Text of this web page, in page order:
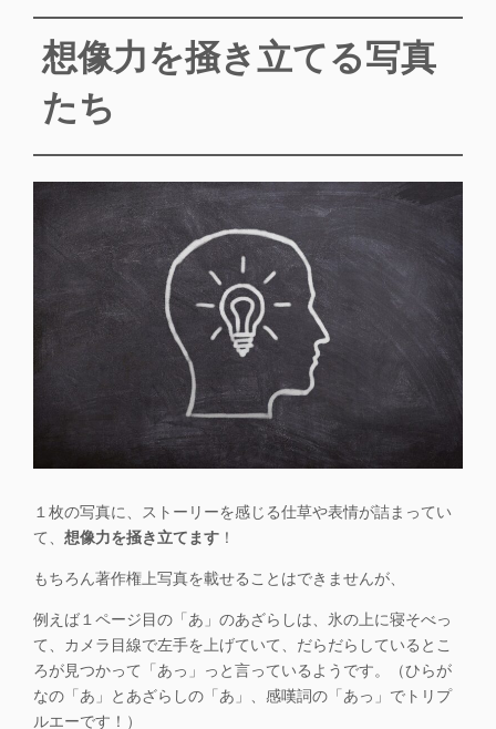
想像力を掻き立てる写真
たち
１枚の写真に、 ストーリーを感じる仕草や表情が詰まってい
て、 想像力を掻き立てます ！
もちろん著作権上写真を載せることはできませんが、
例えば１ページ目の 「あ」のあざらしは、氷の上に寝そべっ
て、カメラ目線で左手を上げていて、だらだらしているとこ
ろが見つかって「あっ」っと言っているようです。（ひらが
なの「あ」とあざらしの「あ」、感嘆詞の「あっ」でトリプ
ルエーです！）